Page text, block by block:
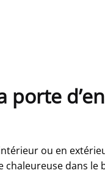
porte
ou en
dans le